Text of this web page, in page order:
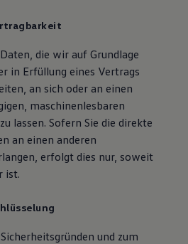
die wir auf Grundlage
in Erfüllung eines Vertrags
an sich oder an einen
maschinenlesbaren
lassen. Sofern Sie die direkte
an einen anderen
erfolgt dies nur, soweit
ist.
und zum